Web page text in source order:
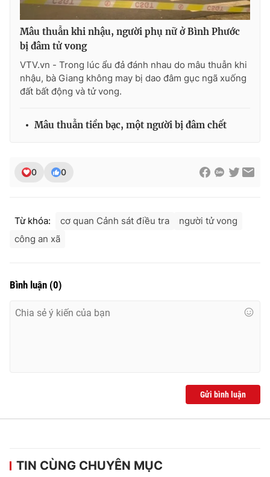
Cơ quan báo chí:
Nguyễn Trọng Ninh
toasoan@vtv.vn
Liên hệ quảng cáo:024-7300.7108
Mâu thuẫn khi nhậu, người phụ nữ ở Bình Phước
bị đâm tử vong
VTV.vn - Trong lúc ẩu đả đánh nhau do mâu thuẫn khi
nhậu, bà Giang không may bị dao đâm gục ngã xuống
đất bất động và tử vong.
Mâu thuẫn tiền bạc, một người bị đâm chết
0 0
Từ khóa: cơ quan Cảnh sát điều tra
người tử vong
công an xã
Bình luận (0)
Gửi bình luận
TIN CÙNG CHUYÊN MỤC